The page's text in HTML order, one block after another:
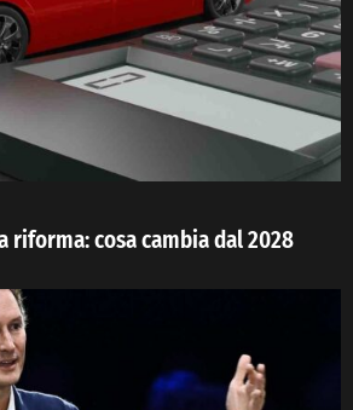
riforma: cosa cambia dal 2028